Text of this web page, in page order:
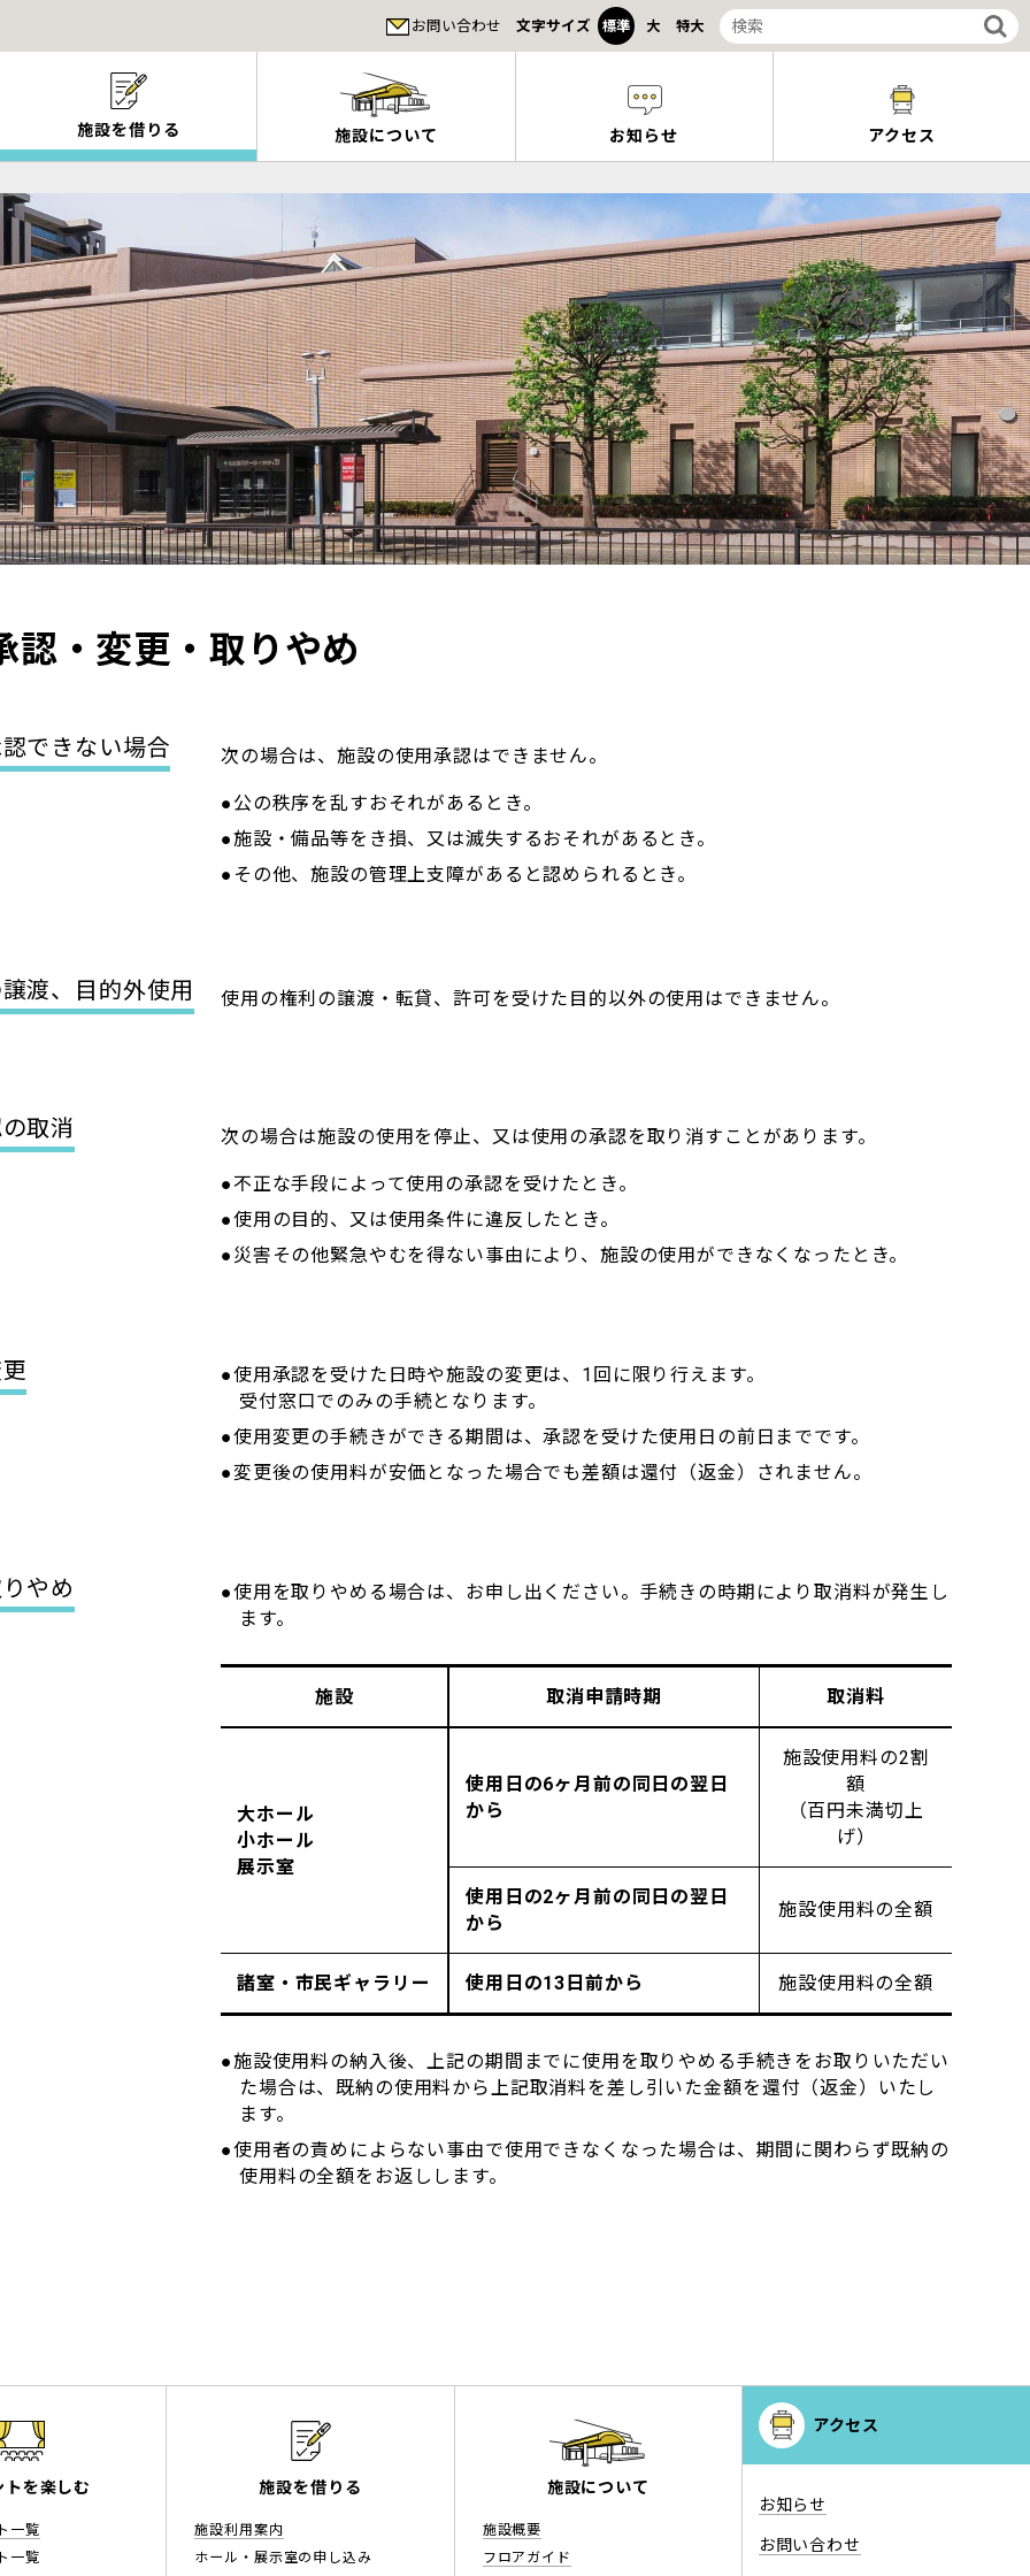
お問い合わせ 文字サイズ 標準 大 特大
月別のイベント一覧
2027年3月のイベント
2026年12月のイベント
2026年11月のイベント
2026年10月のイベント
2026年9月のイベント
2026年8月のイベント
2026年7月のイベント
2026年5月のイベント
施設を借りる
ホール・展示室の申し込み
申し込みの流れ
施設・附帯設備利用料金
諸室・市民ギャラリーの申し込み
申し込みの流れ
施設・附帯設備利用料金
りやめ
ド
施設について
各施設について
大ホール概要
展示室概要
諸室・市民ギャラリー概要
カフェレストラン【閉業中】
ついて
ー
お知らせ アクセス
認・変更・取りやめ
できない場合 次の場合は、施設の使用承認はできません。
●公の秩序を乱すおそれがあるとき。
●施設・備品等をき損、又は滅失するおそれがあるとき。
●その他、施設の管理上支障があると認められるとき。
渡、目的外使用 使用の権利の譲渡・転貸、許可を受けた目的以外の使用はできません。
取消 次の場合は施設の使用を停止、又は使用の承認を取り消すことがあります。
●不正な手段によって使用の承認を受けたとき。
●使用の目的、又は使用条件に違反したとき。
●災害その他緊急やむを得ない事由により、施設の使用ができなくなったとき。
●使用承認を受けた日時や施設の変更は、1回に限り行えます。
受付窓口でのみの手続となります。
●使用変更の手続きができる期間は、承認を受けた使用日の前日までです。
●変更後の使用料が安価となった場合でも差額は還付（返金）されません。
やめ
●使用を取りやめる場合は、お申し出ください。手続きの時期により取消料が発生し
ます。
施設 取消申請時期 取消料
大ホール
小ホール
展示室
使用日の6ヶ月前の同日の翌日
から
施設使用料の2割
額
（百円未満切上
げ）
使用日の2ヶ月前の同日の翌日
から
施設使用料の全額
諸室・市民ギャラリー 使用日の13日前から 施設使用料の全額
●施設使用料の納入後、上記の期間までに使用を取りやめる手続きをお取りいただい
た場合は、既納の使用料から上記取消料を差し引いた金額を還付（返金）いたし
ます。
●使用者の責めによらない事由で使用できなくなった場合は、期間に関わらず既納の
使用料の全額をお返しします。
トを楽しむ
一覧
一覧
施設を借りる
施設利用案内
ホール・展示室の申し込み
施設について
施設概要
フロアガイド
アクセス
お知らせ
お問い合わせ